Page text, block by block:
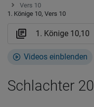
Vers 10
1. Könige 10, Vers 10
Videos einblenden
Schlachter